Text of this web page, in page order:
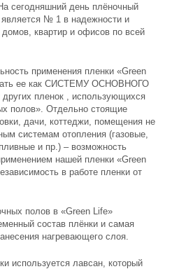
сегодняшний день плёночный
является № 1 в надежности и
домов, квартир и офисов по всей
применения пленки «Green
ее как СИСТЕМУ ОСНОВНОГО
пленок , использующихся
полов». Отдельно стоящие
дачи, коттеджи, помещения не
системам отопления (газовые,
и пр.) – возможность
нашей пленки «Green
в работе пленки от
полов в «Green Life»
состав плёнки и самая
нагревающего слоя.
используется лавсан, который